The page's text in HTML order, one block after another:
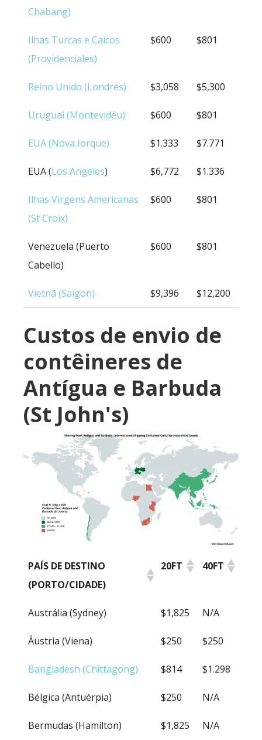
Chabang)
Ilhas Turcas e Caicos
(Providenciales)
$600 $801
Reino Unido (Londres) $3,058 $5,300
Uruguai (Montevidéu) $600 $801
EUA (Nova Iorque) $1.333 $7.771
EUA (Los Angeles) $6,772 $1.336
Ilhas Virgens Americanas
(St Croix)
$600 $801
Venezuela (Puerto
Cabello)
$600 $801
Vietnã (Saigon) $9,396 $12,200
Custos de envio de
contêineres de
Antígua e Barbuda
(St John's)
PAÍS DE DESTINO
(PORTO/CIDADE)
20FT 40FT
PAÍS DE DESTINO
20FT 40FT
Austrália (Sydney) $1,825 N/A
Áustria (Viena) $250 $250
Bangladesh (Chittagong) $814 $1.298
Bélgica (Antuérpia) $250 N/A
Bermudas (Hamilton) $1,825 N/A